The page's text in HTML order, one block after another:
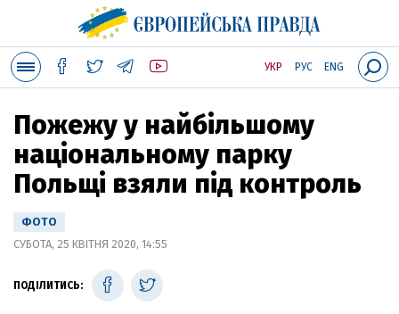
УКР РУС ENG
Пожежу у найбільшому
національному парку
Польщі взяли під контроль
ФОТО
СУБОТА, 25 КВІТНЯ 2020, 14:55
ПОДІЛИТИСЬ: